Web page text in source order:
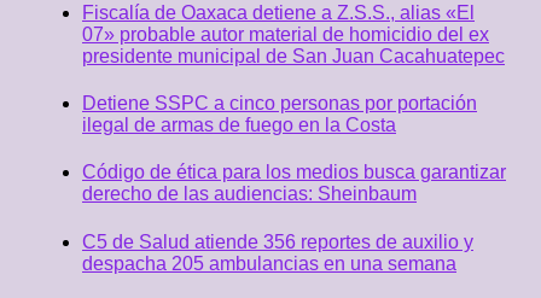
Fiscalía de Oaxaca detiene a Z.S.S., alias «El
07» probable autor material de homicidio del ex
presidente municipal de San Juan Cacahuatepec
Detiene SSPC a cinco personas por portación
ilegal de armas de fuego en la Costa
Código de ética para los medios busca garantizar
derecho de las audiencias: Sheinbaum
C5 de Salud atiende 356 reportes de auxilio y
despacha 205 ambulancias en una semana